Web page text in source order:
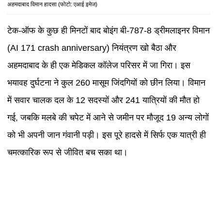
अहमदाबाद विमान हादसा (फोटो: एआई इमेज)
टेक-ऑफ के कुछ ही मिनटों बाद बोइंग बी-787-8 ड्रीमलाइनर विमान
(AI 171 crash anniversary) नियंत्रण खो बैठा और
अहमदाबाद के ही एक मेडिकल कॉलेज परिसर में जा गिरा। इस
भयावह दुर्घटना ने कुल 260 मासूम जिंदगियों को छीन लिया। विमान
में सवार चालक दल के 12 सदस्यों और 241 यात्रियों की मौत हो
गई, जबकि मलबे की चपेट में आने से जमीन पर मौजूद 19 अन्य लोगों
को भी अपनी जान गंवानी पड़ी। इस पूरे हादसे में सिर्फ एक यात्री ही
चमत्कारिक रूप से जीवित बच सका था।